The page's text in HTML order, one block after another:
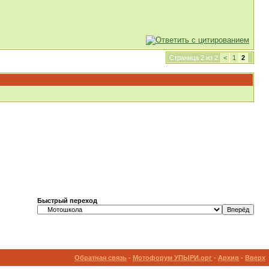
Страница 2 из 2 < 1 2
Быстрый переход
Обратная связь - Мотофорум УПЫРИ.орг - Архив - Вверх